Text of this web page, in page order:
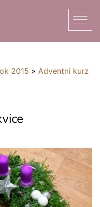
2015 » Adventní kurz